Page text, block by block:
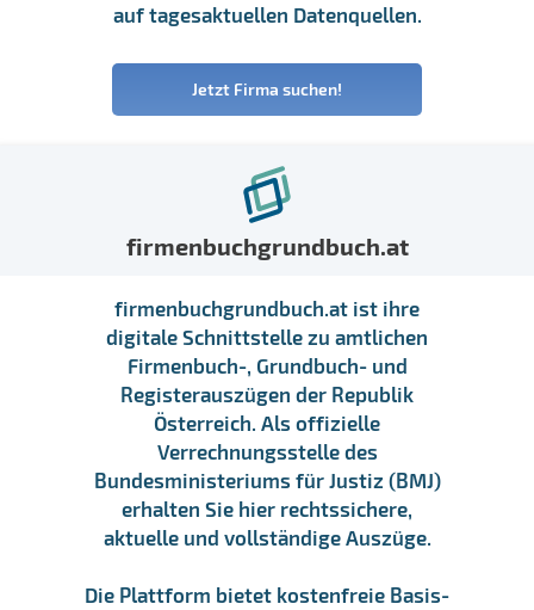
auf tagesaktuellen Datenquellen.
Jetzt Firma suchen!
firmenbuchgrundbuch.at
firmenbuchgrundbuch.at ist ihre
digitale Schnittstelle zu amtlichen
Firmenbuch-, Grundbuch- und
Registerauszügen der Republik
Österreich. Als offizielle
Verrechnungsstelle des
Bundesministeriums für Justiz (BMJ)
erhalten Sie hier rechtssichere,
aktuelle und vollständige Auszüge.
Die Plattform bietet kostenfreie Basis-